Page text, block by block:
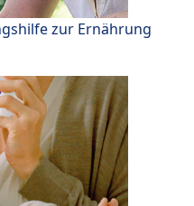
zur Ernährung